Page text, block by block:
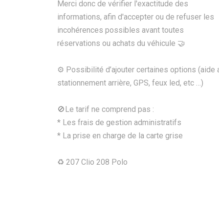
Merci donc de vérifier l'exactitude des
informations, afin d'accepter ou de refuser les
incohérences possibles avant toutes
réservations ou achats du véhicule 🤝
⚙️ Possibilité d’ajouter certaines options (aide
stationnement arrière, GPS, feux led, etc …)
🚫Le tarif ne comprend pas :
* Les frais de gestion administratifs
* La prise en charge de la carte grise
♻ 207 Clio 208 Polo